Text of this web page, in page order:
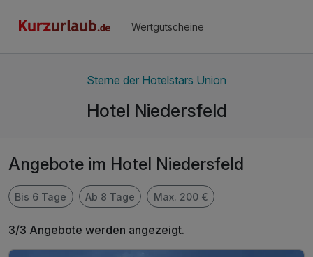
Wertgutscheine
Sterne der Hotelstars Union
Hotel Niedersfeld
Angebote im Hotel Niedersfeld
Bis 6 Tage Ab 8 Tage Max. 200 €
3/3 Angebote werden angezeigt.